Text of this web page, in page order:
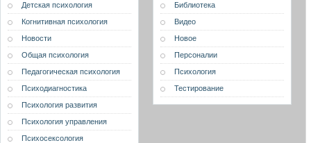
Детская психология
Когнитивная психология
Новости
Общая психология
Педагогическая психология
Психодиагностика
Психология развития
Психология управления
Психосексология
Библиотека
Видео
Новое
Персоналии
Психология
Тестирование